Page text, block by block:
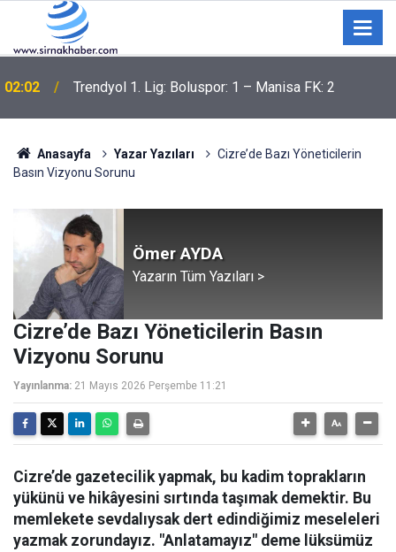
02:02 Trendyol 1. Lig: Boluspor: 1 – Manisa FK: 2
Anasayfa Yazar Yazıları
Cizre’de Bazı Yöneticilerin
Basın Vizyonu Sorunu
Ömer AYDA
Yazarın Tüm Yazıları >
Cizre’de Bazı Yöneticilerin Basın
Vizyonu Sorunu
Yayınlanma: 21 Mayıs 2026 Perşembe 11:21
Cizre’de gazetecilik yapmak, bu kadim toprakların
yükünü ve hikâyesini sırtında taşımak demektir. Bu
memlekete sevdalıysak dert edindiğimiz meseleleri
yazmak zorundayız. "Anlatamayız" deme lüksümüz